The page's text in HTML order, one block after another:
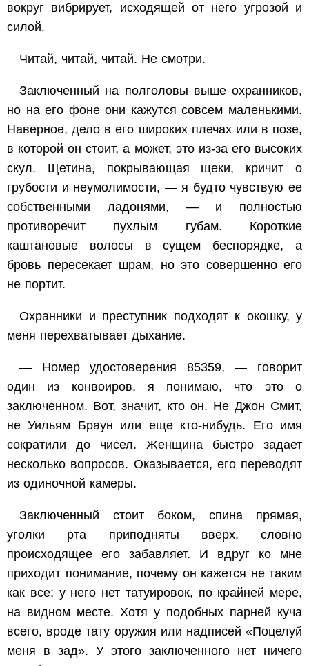
вокруг вибрирует, исходящей от него угрозой и
силой.
Читай, читай, читай. Не смотри.
Заключенный на полголовы выше охранников,
но на его фоне они кажутся совсем маленькими.
Наверное, дело в его широких плечах или в позе,
в которой он стоит, а может, это из-за его высоких
скул. Щетина, покрывающая щеки, кричит о
грубости и неумолимости, — я будто чувствую ее
собственными ладонями, — и полностью
противоречит пухлым губам. Короткие
каштановые волосы в сущем беспорядке, а
бровь пересекает шрам, но это совершенно его
не портит.
Охранники и преступник подходят к окошку, у
меня перехватывает дыхание.
— Номер удостоверения 85359, — говорит
один из конвоиров, я понимаю, что это о
заключенном. Вот, значит, кто он. Не Джон Смит,
не Уильям Браун или еще кто-нибудь. Его имя
сократили до чисел. Женщина быстро задает
несколько вопросов. Оказывается, его переводят
из одиночной камеры.
Заключенный стоит боком, спина прямая,
уголки рта приподняты вверх, словно
происходящее его забавляет. И вдруг ко мне
приходит понимание, почему он кажется не таким
как все: у него нет татуировок, по крайней мере,
на видном месте. Хотя у подобных парней куча
всего, вроде тату оружия или надписей «Поцелуй
меня в зад». У этого заключенного нет ничего